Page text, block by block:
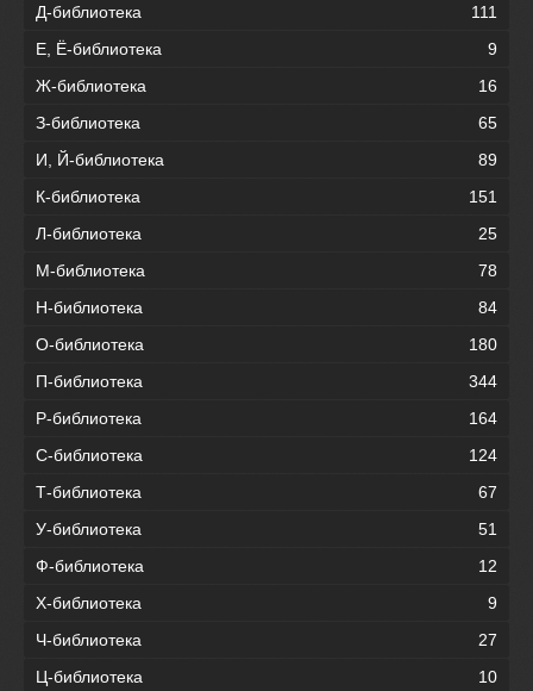
Д-библиотека
111
Е, Ё-библиотека
9
Ж-библиотека
16
З-библиотека
65
И, Й-библиотека
89
К-библиотека
151
Л-библиотека
25
М-библиотека
78
Н-библиотека
84
О-библиотека
180
П-библиотека
344
Р-библиотека
164
С-библиотека
124
Т-библиотека
67
У-библиотека
51
Ф-библиотека
12
Х-библиотека
9
Ч-библиотека
27
Ц-библиотека
10